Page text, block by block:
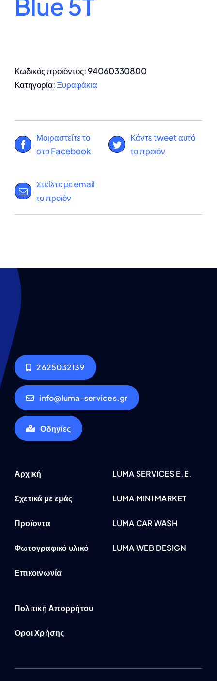
Blue 5T
Κωδικός προϊόντος: 94060330800
Κατηγορία: Ξυραφάκια
Μοιραστείτε το
στο Facebook
Κάντε tweet αυτό
το προϊόν
Στείλτε με email
το προϊόν
2625032139
info@luma-services.gr
Οδηγίες
Αρχική
Σχετικά με εμάς
Προϊοντα
Φωτογραφικό υλικό
Επικοινωνία
LUMA SERVICES E.E.
LUMA MINI MARKET
LUMA CAR WASH
LUMA WEB DESIGN
Πολιτική Απορρήτου
Όροι Χρήσης